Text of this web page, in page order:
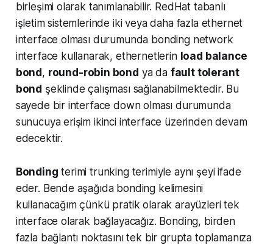
birleşimi olarak tanımlanabilir. RedHat tabanlı
işletim sistemlerinde iki veya daha fazla ethernet
interface olması durumunda bonding network
interface kullanarak, ethernetlerin load balance
bond , round-robin bond ya da fault tolerant
bond şeklinde çalışması sağlanabilmektedir. Bu
sayede bir interface down olması durumunda
sunucuya erişim ikinci interface üzerinden devam
edecektir.
Bonding terimi trunking terimiyle aynı şeyi ifade
eder. Bende aşağıda bonding kelimesini
kullanacağım çünkü pratik olarak arayüzleri tek
interface olarak bağlayacağız. Bonding, birden
fazla bağlantı noktasını tek bir grupta toplamanıza